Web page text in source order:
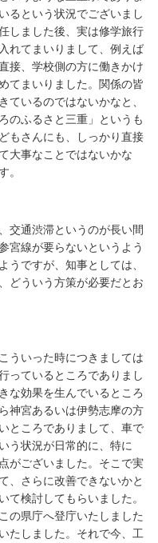
るという状況でございまし
しました後、実は修学旅行
れてまいりまして、例えば
接、学校側の方に働きかけ
てまいりました。関係の皆
ているのではないかなと、
のふるさと三重」というも
もさんにも、しっかり直接
大事なことではないかな
。
交通渋滞というのが長い間
宮線が要らないというよう
うですが、知事としては、
どういう方策が必要だとお
ういった時につきましては
っているところでありまし
な効果を生んでいるところ
神宮あるいは伊勢志摩の方
ところでありまして、車で
う状況が日常的に、特に
がございました。そこで実
、さらに改善できないかと
て検討してもらいました。
の県庁へ登庁いたしました
たしました。それで今、工